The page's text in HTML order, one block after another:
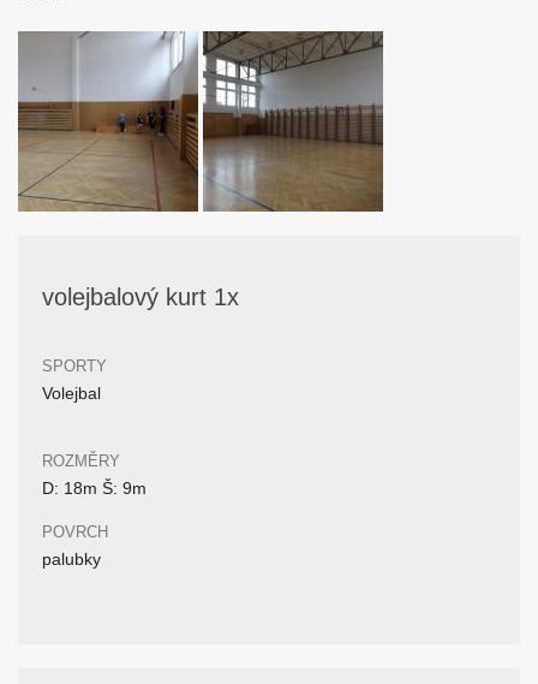
volejbalový kurt 1x
SPORTY
Volejbal
ROZMĚRY
D: 18m Š: 9m
POVRCH
palubky